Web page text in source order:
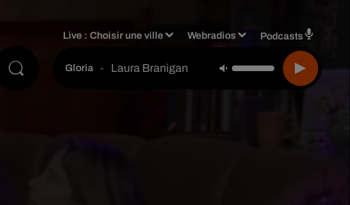
Live :Choisir une ville Webradios Podcasts
Gloria - Laura Branigan